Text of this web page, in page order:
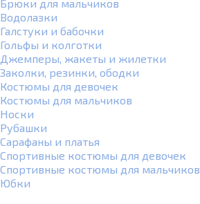
Брюки для мальчиков
Водолазки
Галстуки и бабочки
Гольфы и колготки
Джемперы, жакеты и жилетки
Заколки, резинки, ободки
Костюмы для девочек
Костюмы для мальчиков
Носки
Рубашки
Сарафаны и платья
Спортивные костюмы для девочек
Спортивные костюмы для мальчиков
Юбки